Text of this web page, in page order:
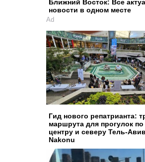
Ближний Восток: Все
новости в одном месте
Ad
Гид нового репатрианта:
маршрута для прогулок по
центру и северу Тель-
Nakonu